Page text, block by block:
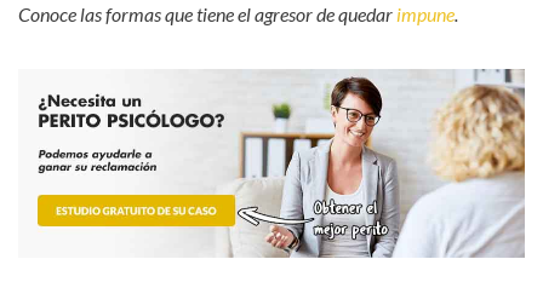
Conoce las formas que tiene el agresor de quedar impune